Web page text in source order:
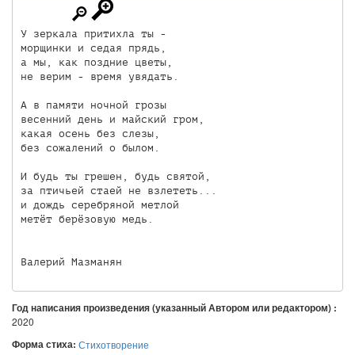
У зеркала притихла ты -
морщинки и седая прядь,
а мы, как поздние цветы,
не верим - время увядать.
А в памяти ночной грозы
весенний день и майский гром,
какая осень без слезы,
без сожалений о былом.
И будь ты грешен, будь святой,
за птичьей стаей не взлететь...
и дождь серебряной метлой
метёт берёзовую медь.
Валерий Мазманян
Год написания произведения (указанный Автором или редактором) :
2020
Форма стиха: Стихотворение